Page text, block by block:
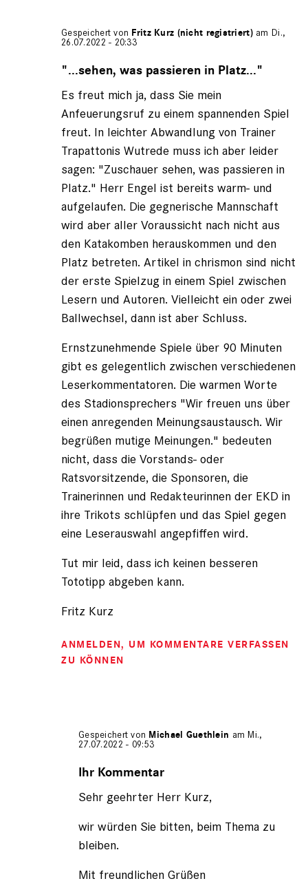
Gespeichert von Fritz Kurz (nicht registriert)am Di.,
26.07.2022 - 20:33
auf
Gerhard
Engel
registriert)
"...sehen, was passieren in Platz..."
Es freut mich ja, dass Sie mein
Anfeuerungsruf zu einem spannenden Spiel
freut. In leichter Abwandlung von Trainer
Trapattonis Wutrede muss ich aber leider
sagen: "Zuschauer sehen, was passieren in
Platz." Herr Engel ist bereits warm- und
aufgelaufen. Die gegnerische Mannschaft
wird aber aller Voraussicht nach nicht aus
den Katakomben herauskommen und den
Platz betreten. Artikel in chrismon sind nicht
der erste Spielzug in einem Spiel zwischen
Lesern und Autoren. Vielleicht ein oder zwei
Ballwechsel, dann ist aber Schluss.
Ernstzunehmende Spiele über 90 Minuten
gibt es gelegentlich zwischen verschiedenen
Leserkommentatoren. Die warmen Worte
des Stadionsprechers "Wir freuen uns über
einen anregenden Meinungsaustausch. Wir
begrüßen mutige Meinungen." bedeuten
nicht, dass die Vorstands- oder
Ratsvorsitzende, die Sponsoren, die
Trainerinnen und Redakteurinnen der EKD in
ihre Trikots schlüpfen und das Spiel gegen
eine Leserauswahl angepfiffen wird.
Tut mir leid, dass ich keinen besseren
Tototipp abgeben kann.
Fritz Kurz
ANMELDEN, UM KOMMENTARE VERFASSEN
ZU KÖNNEN
Gespeichert von Michael Guethlein am Mi.,
27.07.2022 - 09:53
auf
Fritz
(nicht
registriert)
Ihr Kommentar
Sehr geehrter Herr Kurz,
wir würden Sie bitten, beim Thema zu
bleiben.
Mit freundlichen Grüßen